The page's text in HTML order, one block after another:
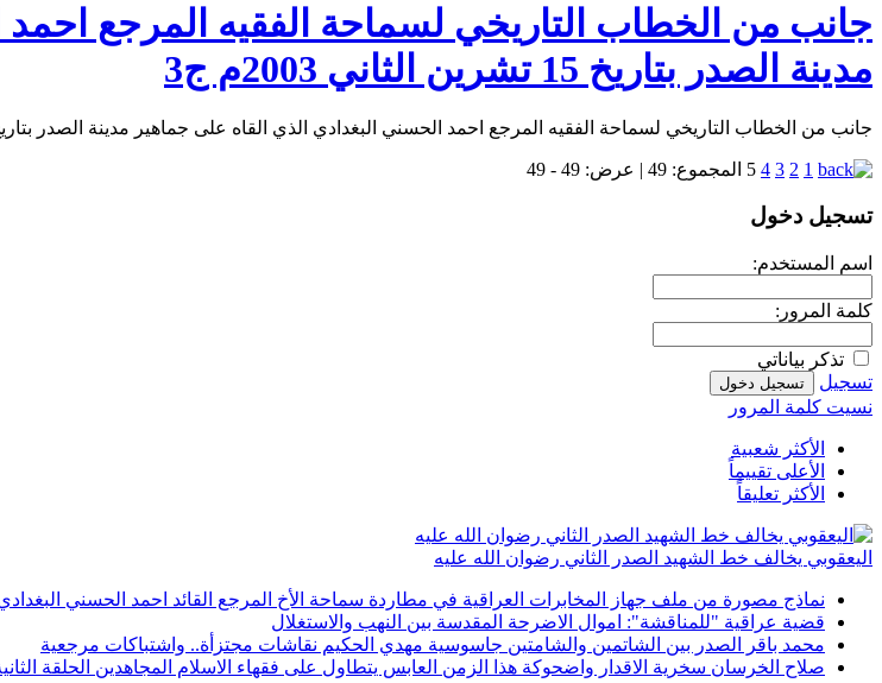
جانب من الخطاب التاريخي لسماحة الفقيه المرجع احمد
مدينة الصدر بتاريخ 15 تشرين الثاني 2003م ج3
جانب من الخطاب التاريخي لسماحة الفقيه المرجع احمد الحسني البغدادي الذي القاه على جماهير مدينة الصدر بتاريخ 15 تشرين الثاني 2003م ج3
1
2
3
4
5 المجموع: 49 | عرض: 49 - 49
تسجيل دخول
اسم المستخدم:
كلمة المرور:
تذكر بياناتي
تسجيل
نسيت كلمة المرور
الأكثر شعبية
الأعلى تقييماً
الأكثر تعليقاً
اليعقوبي يخالف خط الشهيد الصدر الثاني رضوان الله عليه
نماذج مصورة من ملف جهاز المخابرات العراقية في مطاردة سماحة الأخ المرجع القائد احمد الحسني
قضية عراقية "للمناقشة": اموال الاضرحة المقدسة بين النهب والاستغلال
محمد باقر الصدر بين الشاتمين والشامتين جاسوسية مهدي الحكيم نقاشات مجتزأة.. واشتباكات مرجعية
صلاح الخرسان سخرية الاقدار واضحوكة هذا الزمن العابس يتطاول على فقهاء الاسلام المجاهدين الحلقة